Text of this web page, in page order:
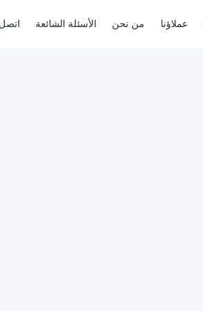
اتصل الأسئلة الشائعة من نحن عملاؤنا